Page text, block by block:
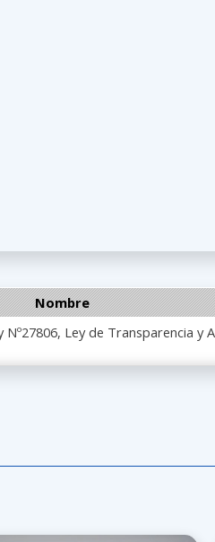
Nombre
Ley de Transparencia y